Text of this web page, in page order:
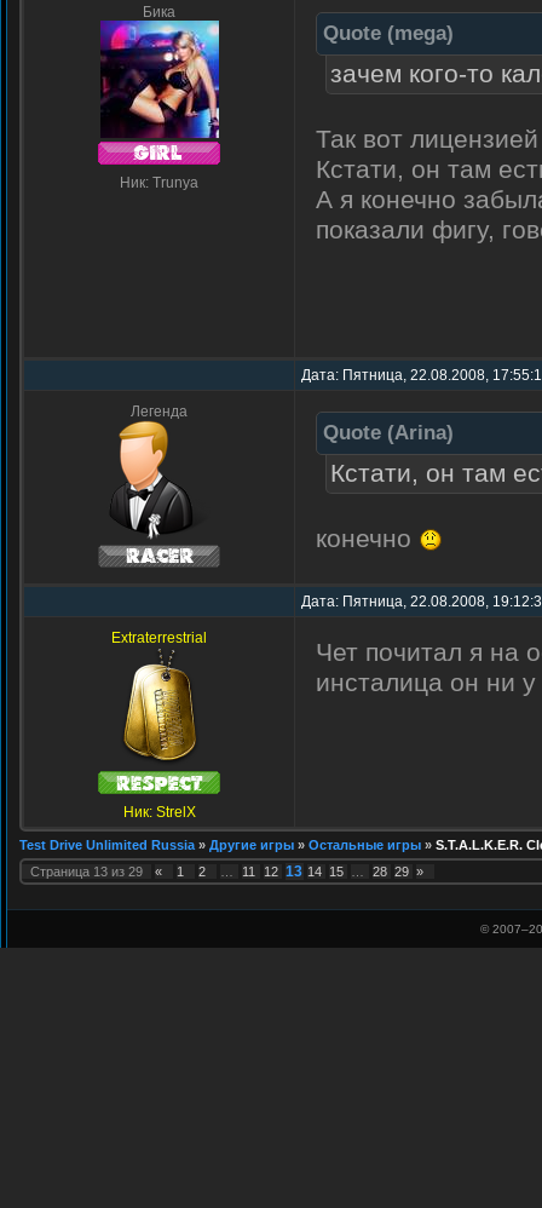
Бика
Ник: Trunya
Quote (mega)
зачем кого-то
Так вот
Кстати, он там
А я конечно
показали фигу,
Дата: Пятница, 22.08.2008,
Легенда
Quote (Arina)
Кстати, он там
конечно
Дата: Пятница, 22.08.2008,
Extraterrestrial
Ник: StrelX
Чет почитал я на
инсталица он ни
Test Drive Unlimited Russia » Другие игры » Остальные игры » S.T.A.L.K.E.R.
Страница 13 из 29 « 1 2 11 12 13 14 15 28 29 »
© 2007–